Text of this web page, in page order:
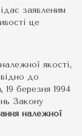
заявленим
це
якості,
до
19 березня 1994
Закону
належної